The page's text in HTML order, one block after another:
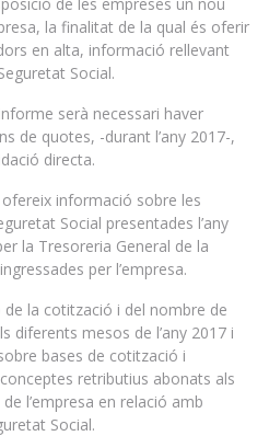
la finalitat de la qual és oferir
en alta, informació rellevant
Social.
serà necessari haver
de quotes, -durant l’any 2017-,
directa.
ofereix informació sobre les
Social presentades l’any
la Tresoreria General de la
per l’empresa.
la cotització i del nombre de
diferents mesos de l’any 2017 i
bases de cotització i
retributius abonats als
l’empresa en relació amb
Social.